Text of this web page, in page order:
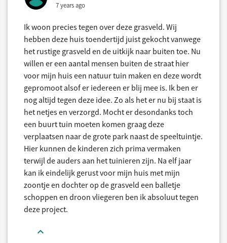
7 years ago
Ik woon precies tegen over deze grasveld. Wij
hebben deze huis toendertijd juist gekocht vanwege
het rustige grasveld en de uitkijk naar buiten toe. Nu
willen er een aantal mensen buiten de straat hier
voor mijn huis een natuur tuin maken en deze wordt
gepromoot alsof er iedereen er blij mee is. Ik ben er
nog altijd tegen deze idee. Zo als het er nu bij staat is
het netjes en verzorgd. Mocht er desondanks toch
een buurt tuin moeten komen graag deze
verplaatsen naar de grote park naast de speeltuintje.
Hier kunnen de kinderen zich prima vermaken
terwijl de auders aan het tuinieren zijn. Na elf jaar
kan ik eindelijk gerust voor mijn huis met mijn
zoontje en dochter op de grasveld een balletje
schoppen en droon vliegeren ben ik absoluut tegen
deze project.